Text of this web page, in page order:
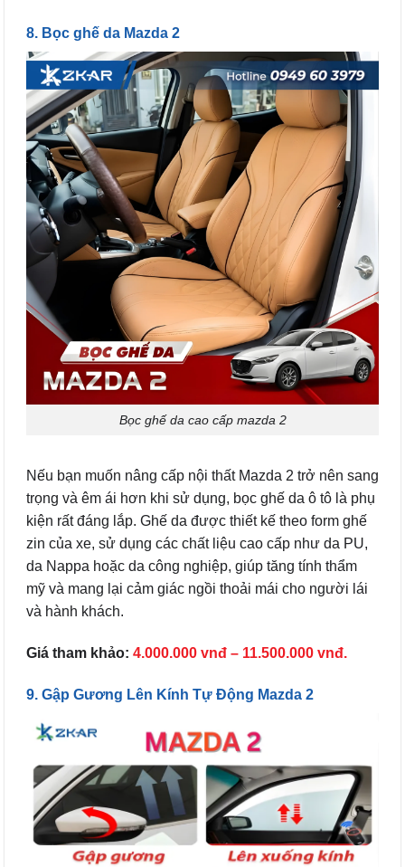
8. Bọc ghế da Mazda 2
Bọc ghế da cao cấp mazda 2
Nếu bạn muốn nâng cấp nội thất Mazda 2 trở nên sang
trọng và êm ái hơn khi sử dụng, bọc ghế da ô tô là phụ
kiện rất đáng lắp. Ghế da được thiết kế theo form ghế
zin của xe, sử dụng các chất liệu cao cấp như da PU,
da Nappa hoặc da công nghiệp, giúp tăng tính thẩm
mỹ và mang lại cảm giác ngồi thoải mái cho người lái
và hành khách.
Giá tham khảo: 4.000.000 vnđ – 11.500.000 vnđ.
9. Gập Gương Lên Kính Tự Động Mazda 2